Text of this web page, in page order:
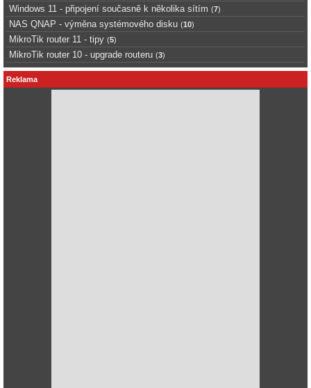
Windows 11 - připojení současně k několika sítím (7)
NAS QNAP - výměna systémového disku (10)
MikroTik router 11 - tipy (5)
MikroTik router 10 - upgrade routeru (3)
Reklama